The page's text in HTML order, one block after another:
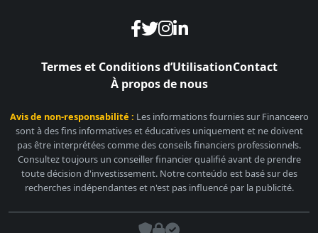
Termes et Conditions d’UtilisationContact
À propos de nous
Avis de non-responsabilité : Les informations fournies sur Financeero
sont à des fins informatives et éducatives uniquement et ne doivent
pas être interprétées comme des conseils financiers professionnels.
Consultez toujours un conseiller financier qualifié avant de prendre
toute décision d'investissement. Notre conteúdo est basé sur des
recherches indépendantes et n'est pas influencé par la publicité.